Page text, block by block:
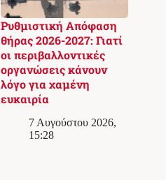
Ρυθμιστική Απόφαση
θήρας 2026-2027: Γιατί
οι περιβαλλοντικές
οργανώσεις κάνουν
λόγο για χαμένη
ευκαιρία
7 Αυγούστου 2026,
15:28